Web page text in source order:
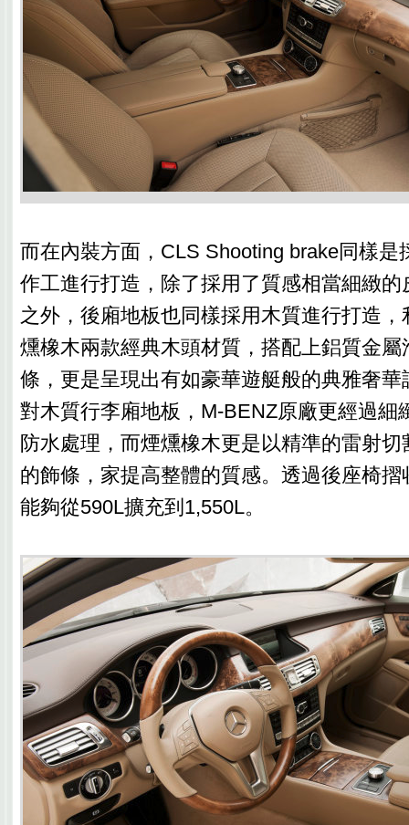
而在內裝方面，CLS Shooting brake同樣是
作工進行打造，除了採用了質感相當細緻
之外，後廂地板也同樣採用木質進行打造
燻橡木兩款經典木頭材質，搭配上鋁質金
條，更是呈現出有如豪華遊艇般的典雅奢
對木質行李廂地板，M-BENZ原廠更經過細
防水處理，而煙燻橡木更是以精準的雷射
的飾條，家提高整體的質感。透過後座椅
能夠從590L擴充到1,550L。